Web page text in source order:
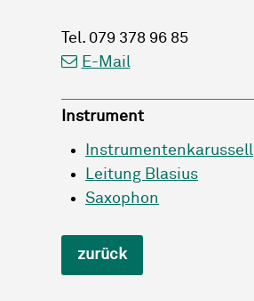
Tel. 079 378 96 85
E-Mail
Instrument
Instrumentenkarussell
Leitung Blasius
Saxophon
zurück